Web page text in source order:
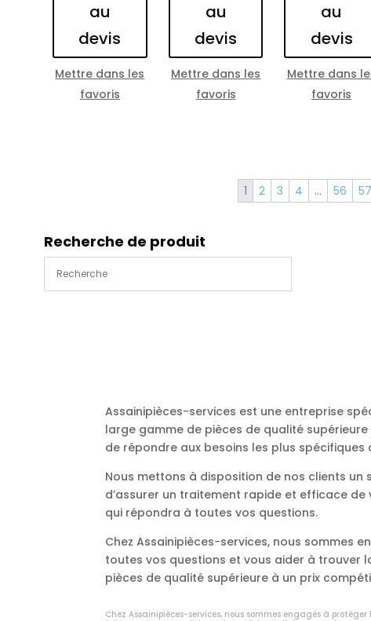
au
devis
Mettre dans les
favoris
au
devis
Mettre dans les
favoris
au
devis
Mettre dans
favoris
1 2 3 4 … 56 57
Recherche de produit
Assainipièces-services est une entreprise
large gamme de pièces de qualité
de répondre aux besoins les plus spécifiques
Nous mettons à disposition de nos clients un
d’assurer un traitement rapide et efficace
qui répondra à toutes vos questions.
Chez Assainipièces-services, nous sommes
toutes vos questions et vous aider à trouver
pièces de qualité supérieure à un prix
Chez Assainipièces-services, nous sommes engagés à